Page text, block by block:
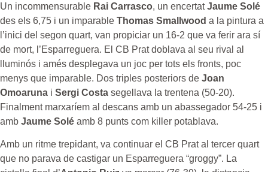
Un incommensurable Rai Carrasco, un encertatJaume Solé
des els 6,75 i un imparable Thomas Smallwood a la pintura a
l’inici del segon quart, van propiciar un 16-2 que va ferir ara sí
de mort, l’Esparreguera. El CB Prat doblava al seu rival al
lluminós i amés desplegava un joc per tots els fronts, poc
menys que imparable. Dos triples posteriors de Joan
Omoaruna i Sergi Costa segellava la trentena (50-20).
Finalment marxaríem al descans amb un abassegador 54-25 i
amb Jaume Solé amb 8 punts com killer potablava.
Amb un ritme trepidant, va continuar el CB Prat al tercer quart
que no parava de castigar un Esparreguera “groggy”. La